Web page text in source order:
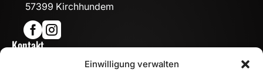
Einwilligung verwalten
57399 Kirchhundem

Kontakt
info@mn-fahrzeugteile.de